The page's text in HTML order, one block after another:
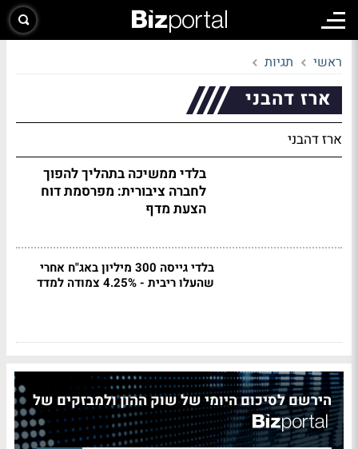
ראשי תגיות
ארז דהבני
ארז דהבני
בלדי ממשיכה בתהליך להפוך
לחברה ציבורית: מפרסמת דוח
הצעת מדף
בלדי גייסה 300 מיליון באג"ח אחרי
שהעלו ריבית - 4.25% צמודה למדד
הירשם לסיכום היומי של שוק ההון ולמבזקים של